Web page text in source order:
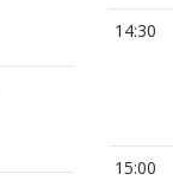
14:30
15:00